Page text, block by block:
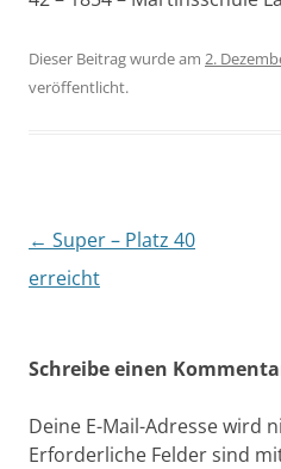
Dieser Beitrag wurde am 2.
veröffentlicht.
Beitragsnavigation
← Super – Platz 40
erreicht
Schreibe einen
Deine E-Mail-Adresse wird
Erforderliche Felder sind